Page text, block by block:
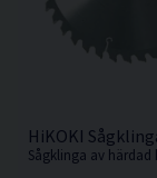
HiKOKI